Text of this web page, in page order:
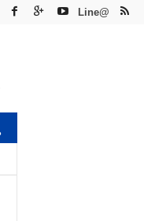
Line@